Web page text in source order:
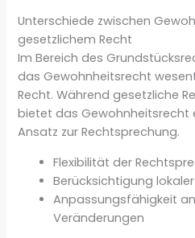
Unterschiede zwischen
gesetzlichem Recht
Im Bereich des
das Gewohnheitsrecht
Recht. Während gesetzliche
bietet das Gewohnheitsrecht
Ansatz zur Rechtsprechung.
Flexibilität der
Berücksichtigung
Anpassungsfähigkeit
Veränderungen